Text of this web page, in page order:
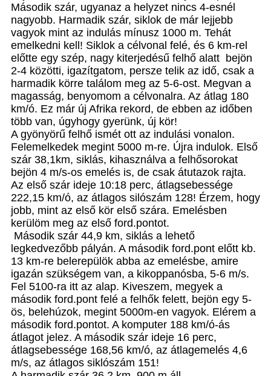
Második szár, ugyanaz a helyzet nincs 4-esnél
nagyobb. Harmadik szár, siklok de már lejjebb
vagyok mint az indulás mínusz 1000 m. Tehát
emelkedni kell! Siklok a célvonal felé, és 6 km-rel
előtte egy szép, nagy kiterjedésű felhő alatt bejön
2-4 közötti, igazítgatom, persze telik az idő, csak a
harmadik körre találom meg az 5-6-ost. Megvan a
magasság, benyomom a célvonalra. Az átlag 180
km/ó. Ez már új Afrika rekord, de ebben az időben
több van, úgyhogy gyerünk, új kör!
A gyönyörű felhő ismét ott az indulási vonalon.
Felemelkedek megint 5000 m-re. Újra indulok. Első
szár 38,1km, siklás, kihasználva a felhősorokat
bejön 4 m/s-os emelés is, de csak átutazok rajta.
Az első szár ideje 10:18 perc, átlagsebessége
222,15 km/ó, az átlagos silószám 128! Érzem, hogy
jobb, mint az első kör első szára. Emelésben
kerülöm meg az első ford.pontot.
Második szár 44,9 km, siklás a lehető
legkedvezőbb pályán. A második ford.pont előtt kb.
13 km-re belerepülök abba az emelésbe, amire
igazán szükségem van, a kikoppanósba, 5-6 m/s.
Fel 5100-ra itt az alap. Kiveszem, megyek a
második ford.pont felé a felhők felett, bejön egy 5-
ös, belehúzok, megint 5000m-en vagyok. Elérem a
második ford.pontot. A komputer 188 km/ó-ás
átlagot jelez. A második szár ideje 16 perc,
átlagsebessége 168,56 km/ó, az átlagemelés 4,6
m/s, az átlagos siklószám 151!